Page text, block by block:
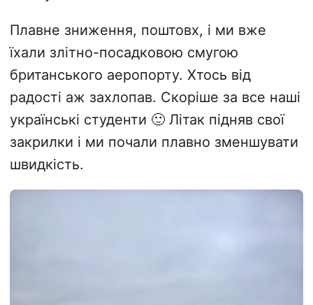
Плавне зниження, поштовх, і ми вже
їхали злітно-посадковою смугою
британського аеропорту. Хтось від
радості аж захлопав. Скоріше за все наші
українські студенти 🙂 Літак підняв свої
закрилки і ми почали плавно зменшувати
швидкість.